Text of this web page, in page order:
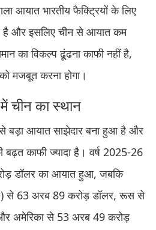
आयात भारतीय फैक्ट्रियों के लिए
है और इसलिए चीन से आयात कम
का विकल्प ढूंढना काफी नहीं है,
मजबूत करना होगा।
चीन का स्थान
बड़ा आयात साझेदार बना हुआ है और
काफी ज्यादा है। वर्ष 2025-26
डॉलर का आयात हुआ, जबकि
से 63 अरब 89 करोड़ डॉलर, रूस से
अमेरिका से 53 अरब 49 करोड़